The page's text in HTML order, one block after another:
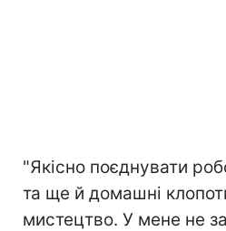
"Якісно поєднувати
та ще й домашні
мистецтво. У мене не